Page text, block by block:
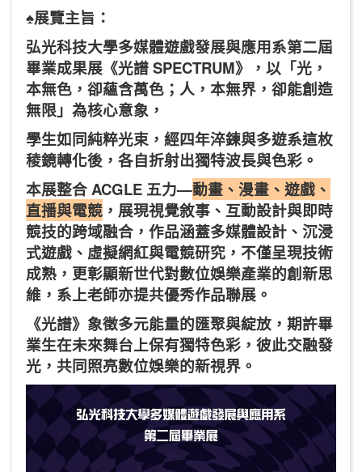
♠展覽主旨：
弘光科技大學多媒體遊戲發展與應用系第二屆
畢業成果展《光譜 SPECTRUM》，以「光，
本無色，卻蘊含萬色；人，本無界，卻能創造
無限」為核心意象，
學生如同純粹光束，經四年淬鍊與多遊系這枚
稜鏡轉化後，各自折射出獨特波長與色彩。
本展整合 ACGLE 五力—動畫、漫畫、遊戲、
直播與電競，展現視覺敘事、互動設計與即時
競技的跨域融合， 作品涵蓋多媒體設計、沉浸
式遊戲、虛擬網紅與電競研究，不僅呈現技術
成熟，更彰顯新世代對數位娛樂產業的創新思
維，系上老師亦提共優秀作品聯展。
《光譜》象徵多元能量的匯聚與綻放，期許畢
業生在未來舞台上保有獨特色彩，彼此交融發
光，共同照亮數位娛樂的新視界。